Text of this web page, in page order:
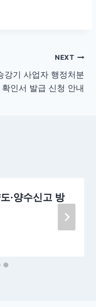
NEXT
강기 사업자 행정처분
확인서 발급 신청 안내
·양수신고 방